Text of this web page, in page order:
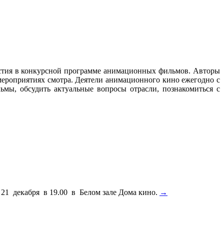
в конкурсной программе анимационных фильмов. Авторы
смотра. Деятели анимационного кино ежегодно с
обсудить актуальные вопросы отрасли, познакомиться с
декабря в 19.00 в Белом зале Дома кино. →